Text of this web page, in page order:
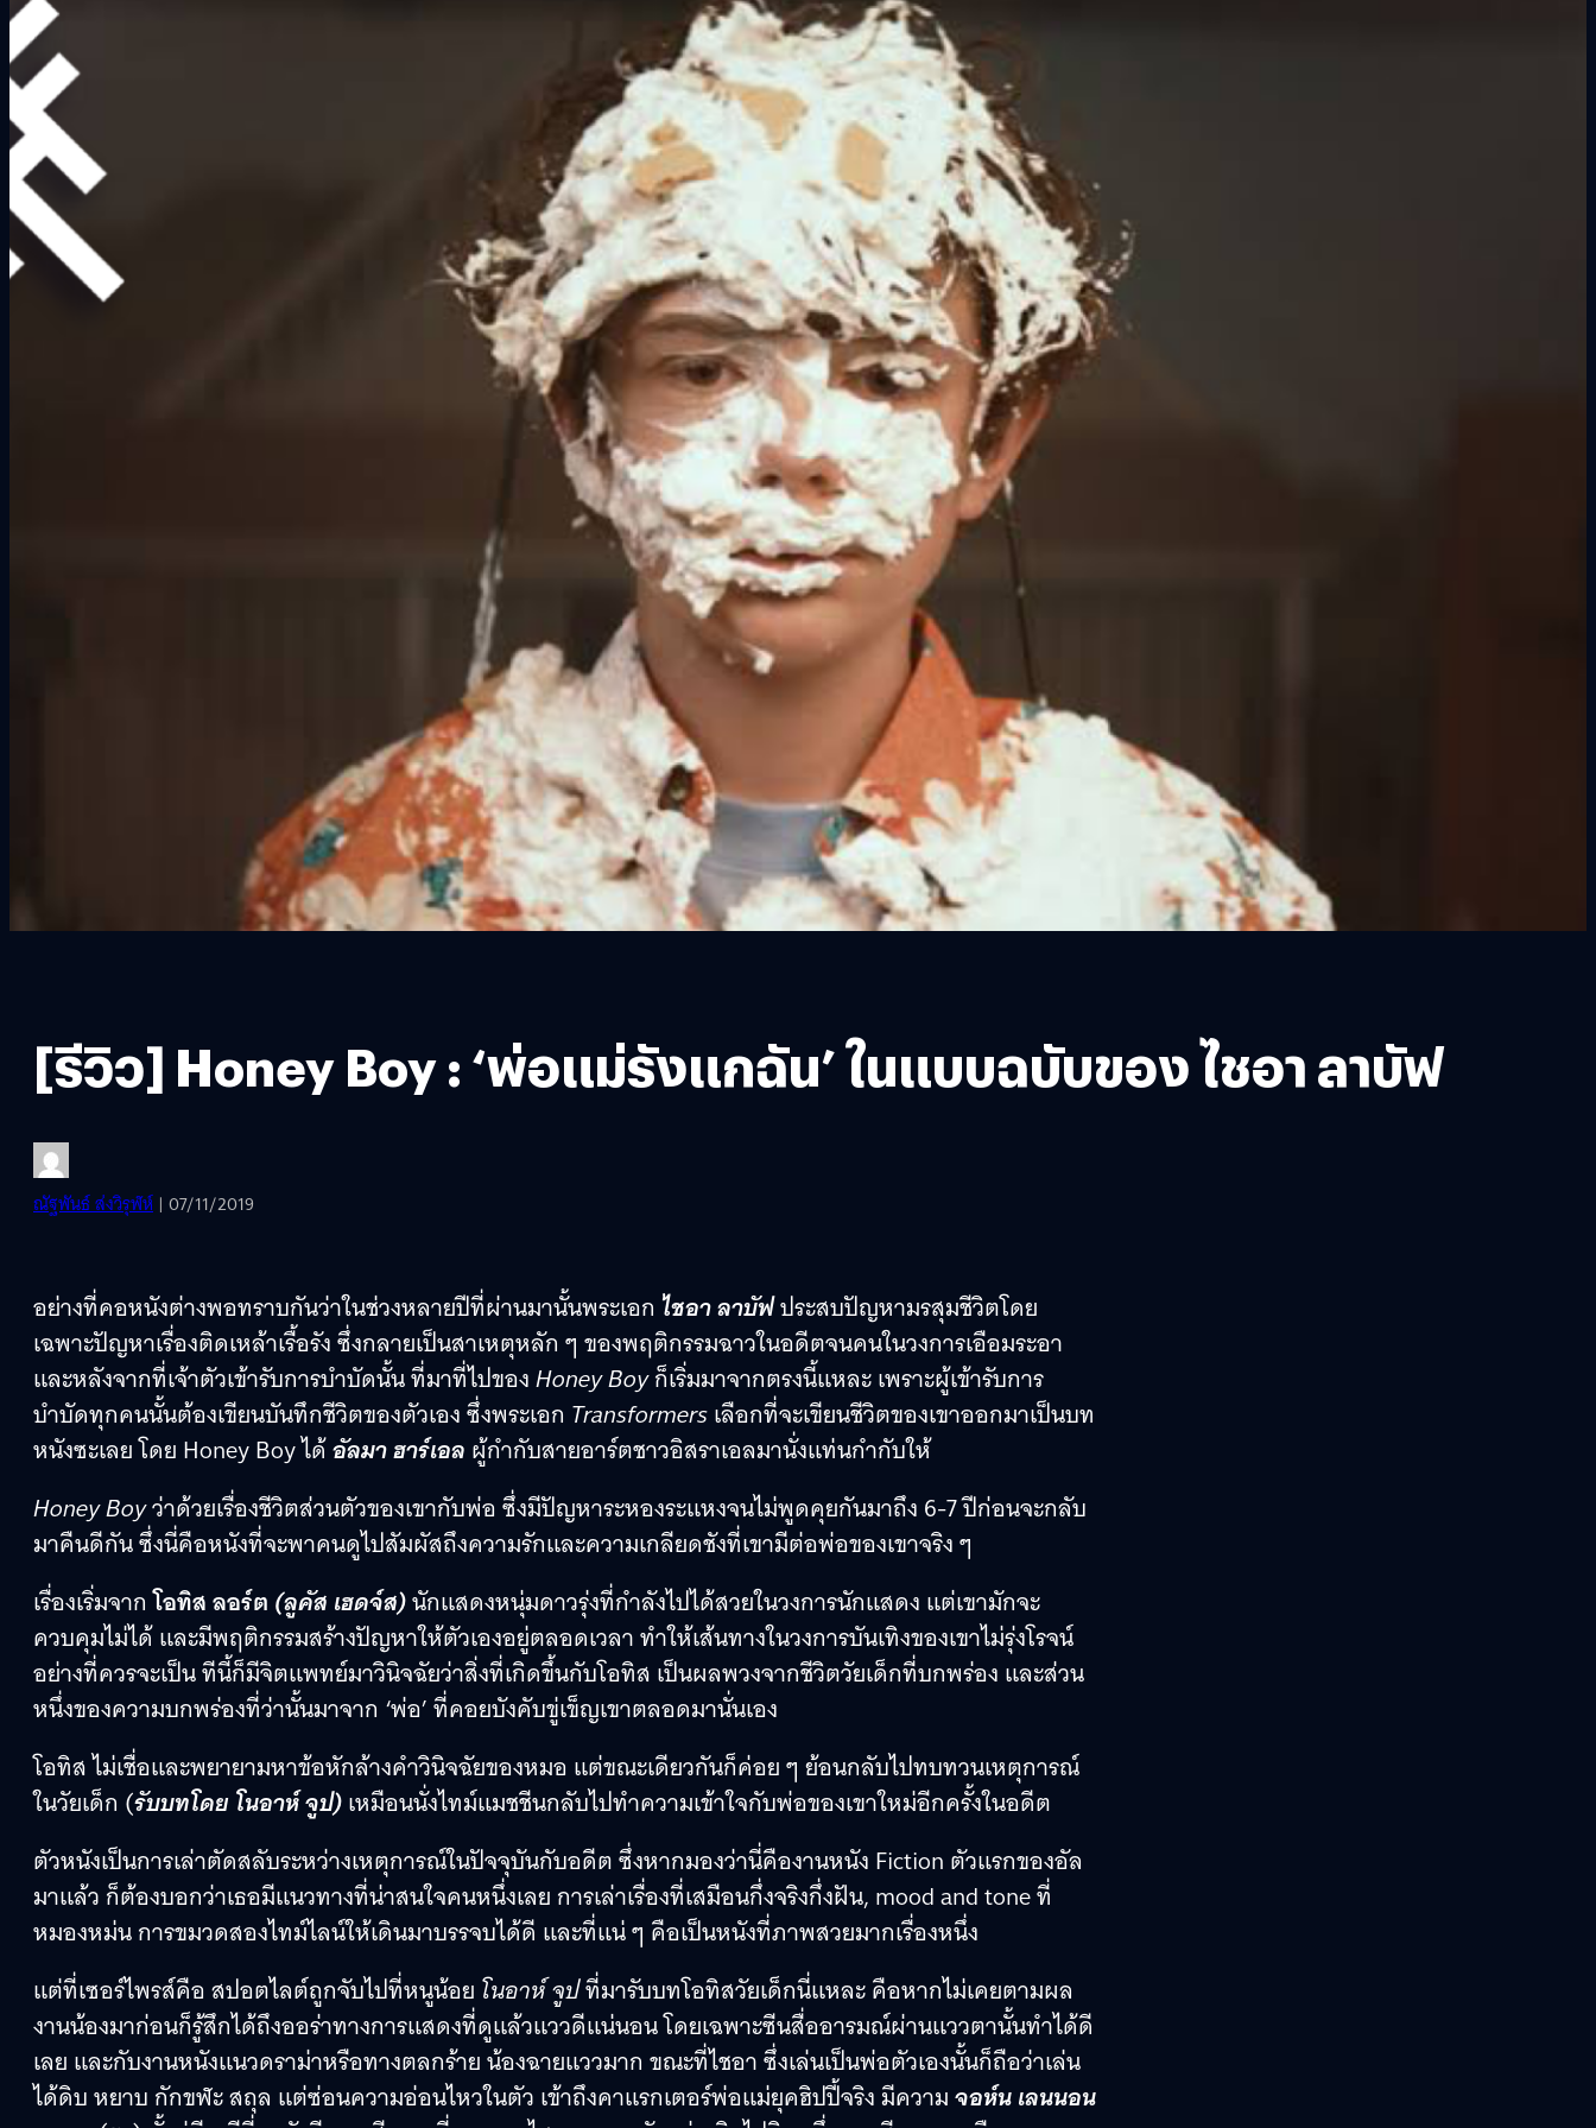
[รีวิว] Honey Boy : ‘พ่อแม่รังแกฉัน’ ในแบบฉบับของ ไชอา ลาบัฟ
ณัฐพันธ์ ส่งวิรุฬห์ | 07/11/2019
อย่างที่คอหนังต่างพอทราบกันว่าในช่วงหลายปีที่ผ่านมานั้นพระเอก ไชอา ลาบัฟประสบปัญหามรสุมชีวิตโดย
เฉพาะปัญหาเรื่องติดเหล้าเรื้อรัง ซึ่งกลายเป็นสาเหตุหลัก ๆ ของพฤติกรรมฉาวในอดีตจนคนในวงการเอือมระอา
และหลังจากที่เจ้าตัวเข้ารับการบำบัดนั้น ที่มาที่ไปของHoney Boyก็เริ่มมาจากตรงนี้แหละ เพราะผู้เข้ารับการ
บำบัดทุกคนนั้นต้องเขียนบันทึกชีวิตของตัวเอง ซึ่งพระเอก Transformersเลือกที่จะเขียนชีวิตของเขาออกมาเป็นบท
หนังซะเลย โดย Honey Boy ได้อัลมา ฮาร์เอล ผู้กำกับสายอาร์ตชาวอิสราเอลมานั่งแท่นกำกับให้
Honey Boyว่าด้วยเรื่องชีวิตส่วนตัวของเขากับพ่อ ซึ่งมีปัญหาระหองระแหงจนไม่พูดคุยกันมาถึง 6-7 ปีก่อนจะกลับ
มาคืนดีกัน ซึ่งนี่คือหนังที่จะพาคนดูไปสัมผัสถึงความรักและความเกลียดชังที่เขามีต่อพ่อของเขาจริง ๆ
เรื่องเริ่มจากโอทิสลอร์ต (ลูคัส เฮดจ์ส)นักแสดงหนุ่มดาวรุ่งที่กำลังไปได้สวยในวงการนักแสดง แต่เขามักจะ
ควบคุมไม่ได้ และมีพฤติกรรมสร้างปัญหาให้ตัวเองอยู่ตลอดเวลา ทำให้เส้นทางในวงการบันเทิงของเขาไม่รุ่งโรจน์
อย่างที่ควรจะเป็น ทีนี้ก็มีจิตแพทย์มาวินิจฉัยว่าสิ่งที่เกิดขึ้นกับโอทิส เป็นผลพวงจากชีวิตวัยเด็กที่บกพร่อง และส่วน
หนึ่งของความบกพร่องที่ว่านั้นมาจาก ‘พ่อ’ ที่คอยบังคับขู่เข็ญเขาตลอดมานั่นเอง
โอทิส ไม่เชื่อและพยายามหาข้อหักล้างคำวินิจฉัยของหมอ แต่ขณะเดียวกันก็ค่อย ๆ ย้อนกลับไปทบทวนเหตุการณ์
ในวัยเด็ก (รับบทโดย โนอาห์ จูป)เหมือนนั่งไทม์แมชชีนกลับไปทำความเข้าใจกับพ่อของเขาใหม่อีกครั้งในอดีต
ตัวหนังเป็นการเล่าตัดสลับระหว่างเหตุการณ์ในปัจจุบันกับอดีต ซึ่งหากมองว่านี่คืองานหนัง Fiction ตัวแรกของอัล
มาแล้ว ก็ต้องบอกว่าเธอมีแนวทางที่น่าสนใจคนหนึ่งเลย การเล่าเรื่องที่เสมือนกึ่งจริงกึ่งฝัน, mood and tone ที่
หมองหม่น การขมวดสองไทม์ไลน์ให้เดินมาบรรจบได้ดี และที่แน่ ๆ คือเป็นหนังที่ภาพสวยมากเรื่องหนึ่ง
แต่ที่เซอร์ไพรส์คือ สปอตไลต์ถูกจับไปที่หนูน้อย โนอาห์ จูปที่มารับบทโอทิสวัยเด็กนี่แหละ คือหากไม่เคยตามผล
งานน้องมาก่อนก็รู้สึกได้ถึงออร่าทางการแสดงที่ดูแล้วแววดีแน่นอน โดยเฉพาะซีนสื่ออารมณ์ผ่านแววตานั้นทำได้ดี
เลย และกับงานหนังแนวดราม่าหรือทางตลกร้าย น้องฉายแววมาก ขณะที่ไชอา ซึ่งเล่นเป็นพ่อตัวเองนั้นก็ถือว่าเล่น
ได้ดิบ หยาบ กักขฬะ สถุล แต่ซ่อนความอ่อนไหวในตัว เข้าถึงคาแรกเตอร์พ่อแม่ยุคฮิปปี้จริง มีความจอห์น เลนนอน